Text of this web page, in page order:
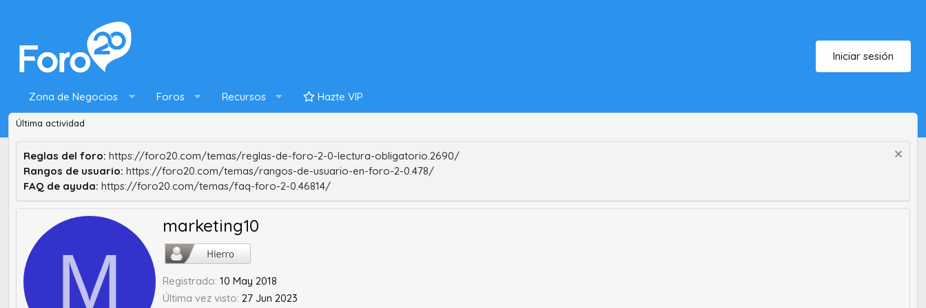
Iniciar sesión
Zona de Negocios Foros Recursos Hazte VIP
Última actividad
Reglas del foro: https://foro20.com/temas/reglas-de-foro-2-0-lectura-obligatorio.2690/
Rangos de usuario: https://foro20.com/temas/rangos-de-usuario-en-foro-2-0.478/
FAQ de ayuda: https://foro20.com/temas/faq-foro-2-0.46814/
M
marketing10
Registrado 10 May 2018
Última vez visto 27 Jun 2023